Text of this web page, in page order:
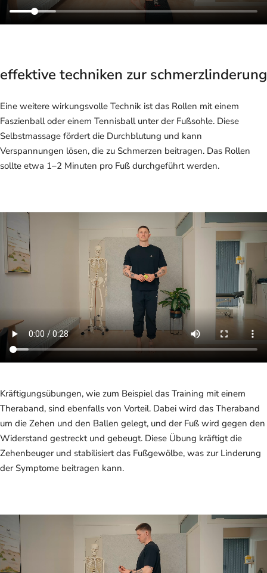
effektive techniken zur schmerzlinderung
Eine weitere wirkungsvolle Technik ist das Rollen mit einem
Faszienball oder einem Tennisball unter der Fußsohle. Diese
Selbstmassage fördert die Durchblutung und kann
Verspannungen lösen, die zu Schmerzen beitragen. Das Rollen
sollte etwa 1–2 Minuten pro Fuß durchgeführt werden.
Kräftigungsübungen, wie zum Beispiel das Training mit einem
Theraband, sind ebenfalls von Vorteil. Dabei wird das Theraband
um die Zehen und den Ballen gelegt, und der Fuß wird gegen den
Widerstand gestreckt und gebeugt. Diese Übung kräftigt die
Zehenbeuger und stabilisiert das Fußgewölbe, was zur Linderung
der Symptome beitragen kann.